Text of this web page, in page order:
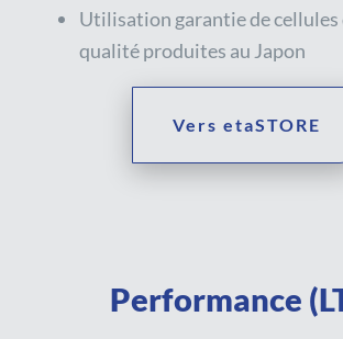
Utilisation garantie de cellules
qualité produites au Japon
Vers etaSTORE
Performance